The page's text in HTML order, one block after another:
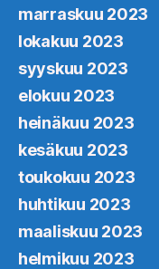
marraskuu 2023
lokakuu 2023
syyskuu 2023
elokuu 2023
heinäkuu 2023
kesäkuu 2023
toukokuu 2023
huhtikuu 2023
maaliskuu 2023
helmikuu 2023